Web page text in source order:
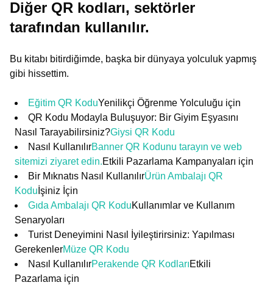
Diğer QR kodları, sektörler
tarafından kullanılır.
Bu kitabı bitirdiğimde, başka bir dünyaya yolculuk yapmış
gibi hissettim.
Eğitim QR KoduYenilikçi Öğrenme Yolculuğu için
QR Kodu Modayla Buluşuyor: Bir Giyim Eşyasını
Nasıl Tarayabilirsiniz?Giysi QR Kodu
Nasıl KullanılırBanner QR Kodunu tarayın ve web
sitemizi ziyaret edin.Etkili Pazarlama Kampanyaları için
Bir Mıknatıs Nasıl KullanılırÜrün Ambalajı QR
Kodu İşiniz İçin
Gıda Ambalajı QR KoduKullanımlar ve Kullanım
Senaryoları
Turist Deneyimini Nasıl İyileştirirsiniz: Yapılması
GerekenlerMüze QR Kodu
Nasıl KullanılırPerakende QR KodlarıEtkili
Pazarlama için